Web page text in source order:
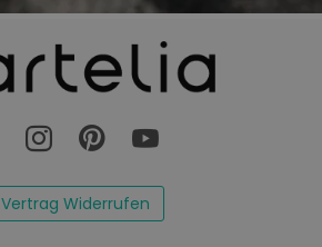
Vertrag Widerrufen